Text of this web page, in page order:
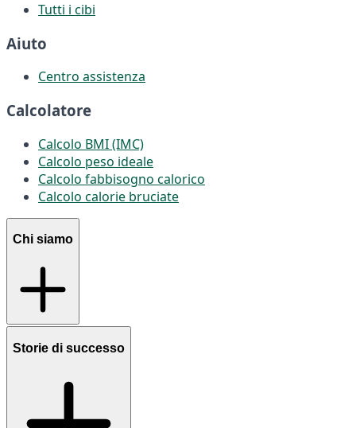
Tutti i cibi
Aiuto
Centro assistenza
Calcolatore
Calcolo BMI (IMC)
Calcolo peso ideale
Calcolo fabbisogno calorico
Calcolo calorie bruciate
Chi siamo
Storie di successo